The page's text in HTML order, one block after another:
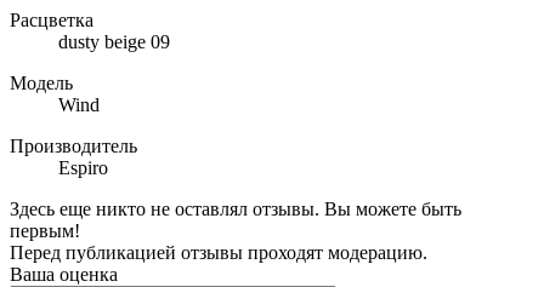
Расцветка
dusty beige 09
Модель
Wind
Производитель
Espiro
Здесь еще никто не оставлял отзывы. Вы можете быть
первым!
Перед публикацией отзывы проходят модерацию.
Ваша оценка